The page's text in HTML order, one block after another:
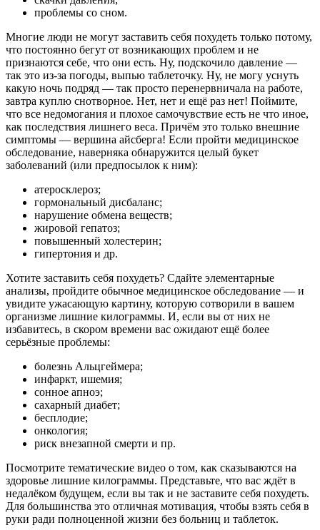
проблемы со сном.
Многие люди не могут заставить себя похудеть только потому,
что постоянно бегут от возникающих проблем и не
признаются себе, что они есть. Ну, подскочило давление —
так это из-за погоды, выпью таблеточку. Ну, не могу уснуть
какую ночь подряд — так просто перенервничала на работе,
завтра куплю снотворное. Нет, нет и ещё раз нет! Поймите,
что все недомогания и плохое самочувствие есть не что иное,
как последствия лишнего веса. Причём это только внешние
симптомы — вершина айсберга! Если пройти медицинское
обследование, наверняка обнаружится целый букет
заболеваний (или предпосылок к ним):
атеросклероз;
гормональный дисбаланс;
нарушение обмена веществ;
жировой гепатоз;
повышенный холестерин;
гипертония и др.
Хотите заставить себя похудеть? Сдайте элементарные
анализы, пройдите обычное медицинское обследование — и
увидите ужасающую картину, которую сотворили в вашем
организме лишние килограммы. И, если вы от них не
избавитесь, в скором времени вас ожидают ещё более
серьёзные проблемы:
болезнь Альцгеймера;
инфаркт, ишемия;
сонное апноэ;
сахарный диабет;
бесплодие;
онкология;
риск внезапной смерти и пр.
Посмотрите тематические видео о том, как сказываются на
здоровье лишние килограммы. Представьте, что вас ждёт в
недалёком будущем, если вы так и не заставите себя похудеть.
Для большинства это отличная мотивация, чтобы взять себя в
руки ради полноценной жизни без больниц и таблеток.